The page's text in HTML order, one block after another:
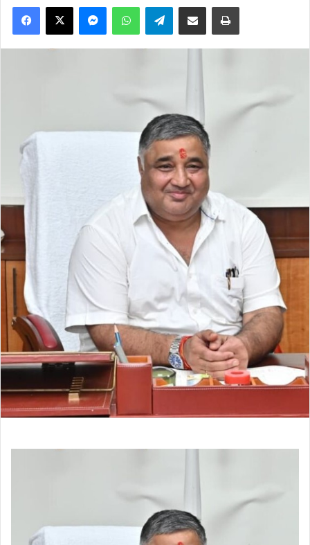
Facebook
X MessengerWhatsAppTelegramShare via Email Print